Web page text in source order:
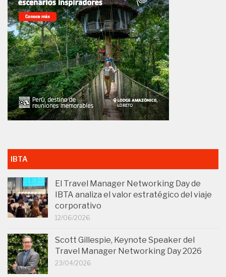
IBTA
El Travel Manager Networking Day de
IBTA analiza el valor estratégico del viaje
corporativo
12/06/2026
Scott Gillespie, Keynote Speaker del
Travel Manager Networking Day 2026
23/04/2026